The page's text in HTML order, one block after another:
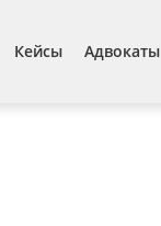
Кейсы Адвокаты